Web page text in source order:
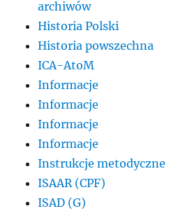
archiwów
Historia Polski
Historia powszechna
ICA-AtoM
Informacje
Informacje
Informacje
Informacje
Instrukcje metodyczne
ISAAR (CPF)
ISAD (G)